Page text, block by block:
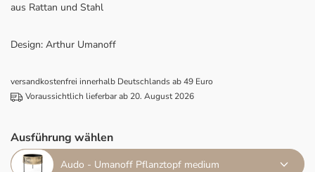
aus Rattan und Stahl
Design: Arthur Umanoff
versandkostenfrei innerhalb Deutschlands ab 49 Euro
Voraussichtlich lieferbar ab 20. August 2026
Ausführung wählen
Audo - Umanoff Pflanztopf medium